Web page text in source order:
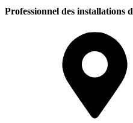
Professionnel des installations